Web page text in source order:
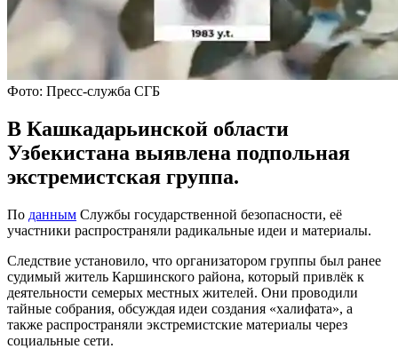
Фото: Пресс-служба СГБ
В Кашкадарьинской области
Узбекистана выявлена подпольная
экстремистская группа.
По данным Службы государственной безопасности, её
участники распространяли радикальные идеи и материалы.
Следствие установило, что организатором группы был ранее
судимый житель Каршинского района, который привлёк к
деятельности семерых местных жителей. Они проводили
тайные собрания, обсуждая идеи создания «халифата», а
также распространяли экстремистские материалы через
социальные сети.